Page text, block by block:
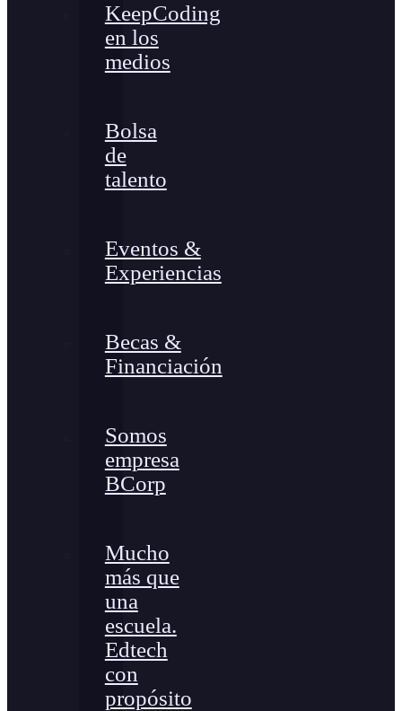
KeepCoding
en los
medios
Bolsa
de
talento
Eventos &
Experiencias
Becas &
Financiación
Somos
empresa
BCorp
Mucho
más que
una
escuela.
Edtech
con
propósito